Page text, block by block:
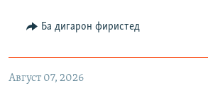
Ба дигарон фиристед
Август 07, 2026